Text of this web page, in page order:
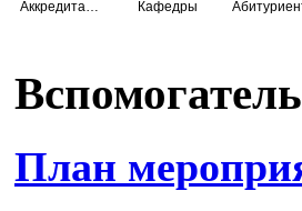
Кафедры
План